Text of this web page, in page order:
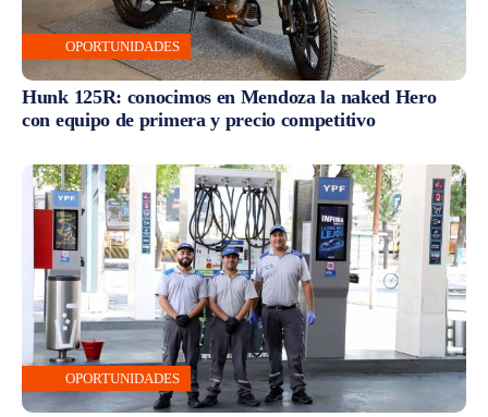
OPORTUNIDADES
Hunk 125R: conocimos en Mendoza la naked Hero
con equipo de primera y precio competitivo
OPORTUNIDADES